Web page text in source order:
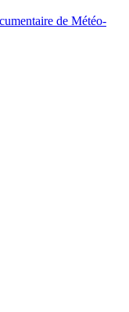
de Météo-